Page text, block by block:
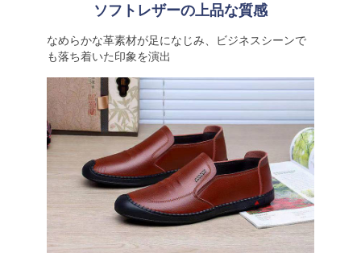
ソフトレザーの上品な質感
なめらかな革素材が足になじみ、ビジネスシーンで
も落ち着いた印象を演出